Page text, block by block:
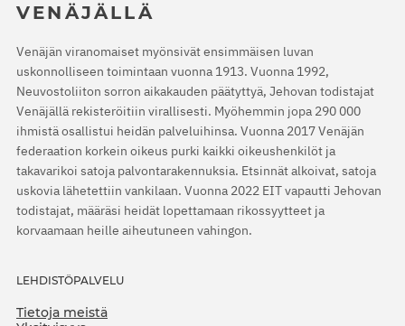
VENÄJÄLLÄ
Venäjän viranomaiset myönsivät ensimmäisen luvan
uskonnolliseen toimintaan vuonna 1913. Vuonna 1992,
Neuvostoliiton sorron aikakauden päätyttyä, Jehovan todistajat
Venäjällä rekisteröitiin virallisesti. Myöhemmin jopa 290 000
ihmistä osallistui heidän palveluihinsa. Vuonna 2017 Venäjän
federaation korkein oikeus purki kaikki oikeushenkilöt ja
takavarikoi satoja palvontarakennuksia. Etsinnät alkoivat, satoja
uskovia lähetettiin vankilaan. Vuonna 2022 EIT vapautti Jehovan
todistajat, määräsi heidät lopettamaan rikossyytteet ja
korvaamaan heille aiheutuneen vahingon.
LEHDISTÖPALVELU
Tietoja meistä